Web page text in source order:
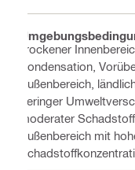
Trockener
Kondensation,
Außenbereich,
geringer
moderater
Außenbereich mit